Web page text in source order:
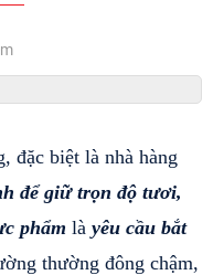
đặc biệt là nhà hàng
để giữ trọn độ tươi,
phẩm là yêu cầu bắt
thường đông chậm,